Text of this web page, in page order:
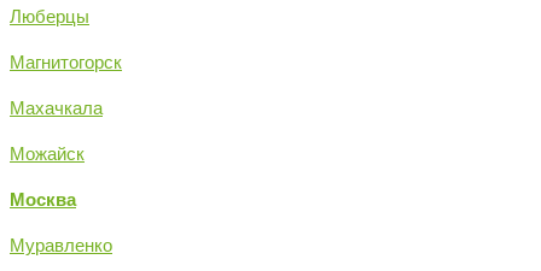
Люберцы
Магнитогорск
Махачкала
Можайск
Москва
Муравленко